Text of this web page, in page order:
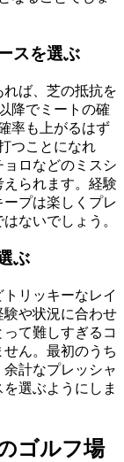
スを選ぶ
ば、芝の抵抗を
降でミートの確
率も上がるはず
つことになれ
ロなどのミスシ
られます。経験
プは楽しくプレ
ないでしょう。
ぶ
リッキーなレイ
や状況に合わせ
て難しすぎるコ
ん。最初のうち
計なプレッシャ
選ぶようにしま
ゴルフ場